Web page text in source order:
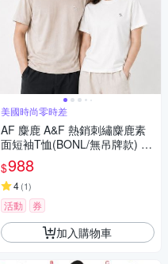
美國時尚零時差
AF 麋鹿 A&F 熱銷刺繡麋鹿素
面短袖T恤(BONL/無吊牌款) 上
衣-多色選
$988
4(1)
活動 券
加入購物車